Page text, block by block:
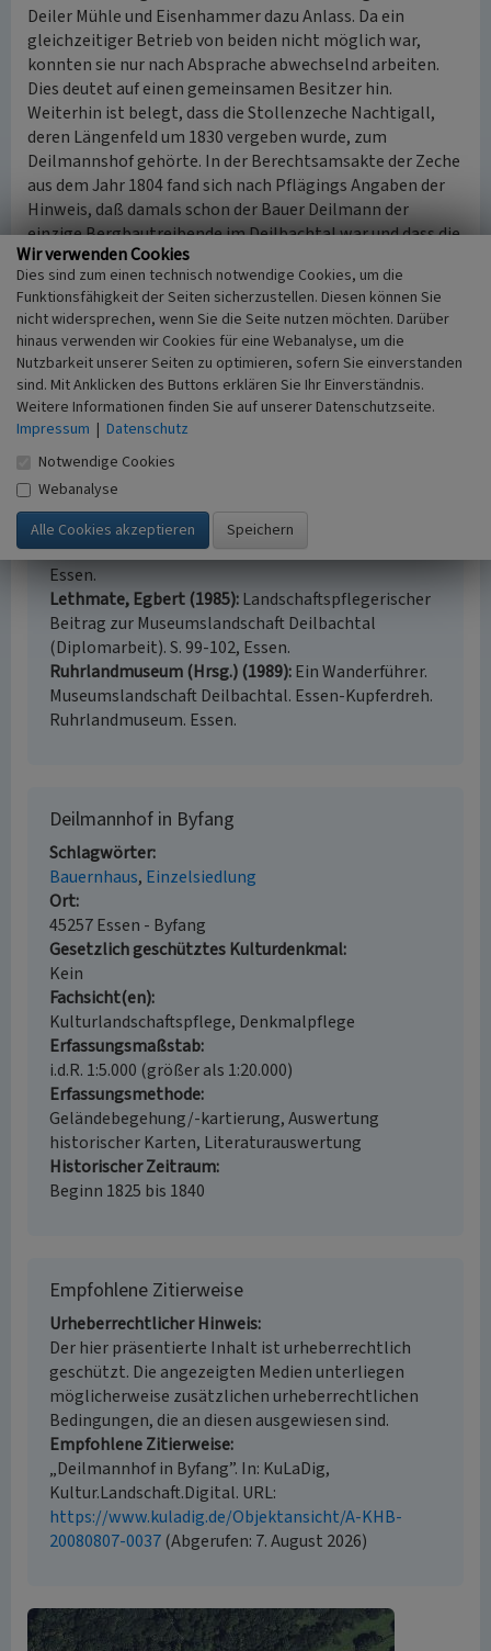
Deiler Mühle und Eisenhammer dazu Anlass. Da ein
gleichzeitiger Betrieb von beiden nicht möglich war,
konnten sie nur nach Absprache abwechselnd arbeiten.
Dies deutet auf einen gemeinsamen Besitzer hin.
Weiterhin ist belegt, dass die Stollenzeche Nachtigall,
deren Längenfeld um 1830 vergeben wurde, zum
Deilmannshof gehörte. In der Berechtsamsakte der Zeche
aus dem Jahr 1804 fand sich nach Pflägings Angaben der
Hinweis, daß damals schon der Bauer Deilmann der
einzige Bergbautreibende im Deilbachtal war und dass die
Vorfahren dieses Bauern schon seit Alters her fünf Flöze
behauen und abgebaut hatten. Der regelrechte
Grubenbetrieb begann 1858/59.
(LVR-Amt für Denkmalpflege im Rheinland, 2010)
Literatur
Busch, Rainer Johann; Deilmann, Hans Günter;
Schäfer, Friedrich (1995)
Geschichte und seine Bedeutung für Kupferdreh.
(Bürgerschaft Kupferdreh e.V., Kupferdreher Hefte,
Beiträge zur Geschichte unserer Heimat, Heft 2.)
Essen.
Lethmate, Egbert (1985) Landschaftspflegerischer
Beitrag zur Museumslandschaft Deilbachtal
(Diplomarbeit). S. 99-102, Essen.
Ruhrlandmuseum (Hrsg.) (1989) Ein Wanderführer.
Museumslandschaft Deilbachtal. Essen-Kupferdreh.
Ruhrlandmuseum. Essen.
Deilmannhof in Byfang
Schlagwörter
Bauernhaus Einzelsiedlung
Ort
45257 Essen - Byfang
Gesetzlich geschütztes Kulturdenkmal
Kein
Fachsicht(en)
Kulturlandschaftspflege, Denkmalpflege
Erfassungsmaßstab
i.d.R. 1:5.000 (größer als 1:20.000)
Erfassungsmethode
Geländebegehung/-kartierung, Auswertung
historischer Karten, Literaturauswertung
Historischer Zeitraum
Beginn 1825 bis 1840
Empfohlene Zitierweise
Urheberrechtlicher Hinweis
Der hier präsentierte Inhalt ist urheberrechtlich
geschützt. Die angezeigten Medien unterliegen
möglicherweise zusätzlichen urheberrechtlichen
Bedingungen, die an diesen ausgewiesen sind.
Empfohlene Zitierweise
„Deilmannhof in Byfang”. In: KuLaDig,
Kultur.Landschaft.Digital. URL:
https://www.kuladig.de/Objektansicht/A-KHB-
20080807-0037(Abgerufen: 7. August 2026)
Wir verwenden Cookies
Dies sind zum einen technisch notwendige Cookies, um die
Funktionsfähigkeit der Seiten sicherzustellen. Diesen können Sie
nicht widersprechen, wenn Sie die Seite nutzen möchten. Darüber
hinaus verwenden wir Cookies für eine Webanalyse, um die
Nutzbarkeit unserer Seiten zu optimieren, sofern Sie einverstanden
sind. Mit Anklicken des Buttons erklären Sie Ihr Einverständnis.
Weitere Informationen finden Sie auf unserer Datenschutzseite.
Impressum | Datenschutz
Notwendige Cookies
Webanalyse